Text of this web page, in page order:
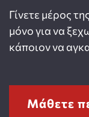
Γίνετε μέρος
μόνο για να
κάποιον να
Μάθετε